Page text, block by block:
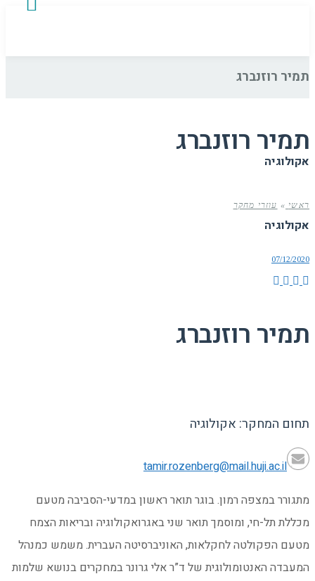
תמיר רוזנברג
אקולוגיה
ראשי » עוזרי מחקר
תמיר רוזנברג
אקולוגיה
07/12/2020
תמיר רוזנברג
תחום המחקר: אקולוגיה
tamir.rozenberg@mail.huji.ac.il
מתגורר במצפה רמון. בוגר תואר ראשון במדעי-הסביבה מטעם
מכללת תל-חי, ומוסמך תואר שני באגרואקולוגיה ובריאות הצמח
מטעם הפקולטה לחקלאות, האוניברסיטה העברית. משמש כמנהל
המעבדה האנטומולוגית של ד”ר אלי גרונר במחקרים בנושא שלמות